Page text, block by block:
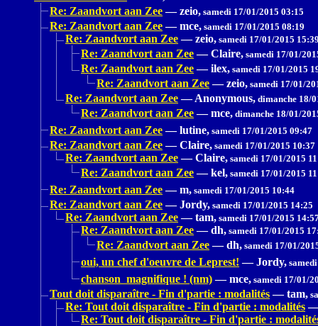
Re: Zaandvort aan Zee — zeio, samedi 17/01/2015 03:15
Re: Zaandvort aan Zee — mce, samedi 17/01/2015 08:19
Re: Zaandvort aan Zee — zeio, samedi 17/01/2015
Re: Zaandvort aan Zee — Claire, samedi 17/01/
Re: Zaandvort aan Zee — ilex, samedi 17/01/2015
Re: Zaandvort aan Zee — zeio, samedi 17/01/
Re: Zaandvort aan Zee — Anonymous, dimanche 18/
Re: Zaandvort aan Zee — mce, dimanche 18/01/
Re: Zaandvort aan Zee — lutine, samedi 17/01/2015 09:47
Re: Zaandvort aan Zee — Claire, samedi 17/01/2015 10:37
Re: Zaandvort aan Zee — Claire, samedi 17/01/2015
Re: Zaandvort aan Zee — kel, samedi 17/01/2015
Re: Zaandvort aan Zee — m, samedi 17/01/2015 10:44
Re: Zaandvort aan Zee — Jordy, samedi 17/01/2015 14:25
Re: Zaandvort aan Zee — tam, samedi 17/01/2015
Re: Zaandvort aan Zee — dh, samedi 17/01/2015
Re: Zaandvort aan Zee — dh, samedi 17/01/
oui, un chef d'oeuvre de Leprest! — Jordy,
chanson magnifique ! (nm) — mce, samedi 17/01/
Tout doit disparaître - Fin d'partie : modalités — tam,
Re: Tout doit disparaître - Fin d'partie : modalités
Re: Tout doit disparaître - Fin d'partie :